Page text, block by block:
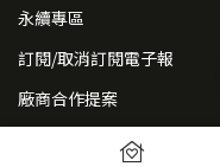
永續專區
訂閱/取消訂閱電子報
廠商合作提案